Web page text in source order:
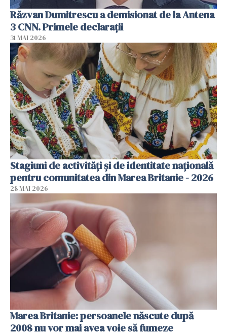
Răzvan Dumitrescu a demisionat de la Antena
3 CNN. Primele declarații
31 MAI 2026
Stagiuni de activități și de identitate națională
pentru comunitatea din Marea Britanie - 2026
28 MAI 2026
Marea Britanie: persoanele născute după
2008 nu vor mai avea voie să fumeze